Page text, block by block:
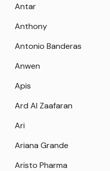
Antar
Anthony
Antonio Banderas
Anwen
Apis
Ard Al Zaafaran
Ari
Ariana Grande
Aristo Pharma